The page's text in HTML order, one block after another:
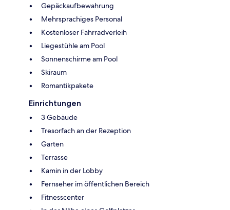
Gepäckaufbewahrung
Mehrsprachiges Personal
Kostenloser Fahrradverleih
Liegestühle am Pool
Sonnenschirme am Pool
Skiraum
Romantikpakete
Einrichtungen
3 Gebäude
Tresorfach an der Rezeption
Garten
Terrasse
Kamin in der Lobby
Fernseher im öffentlichen Bereich
Fitnesscenter